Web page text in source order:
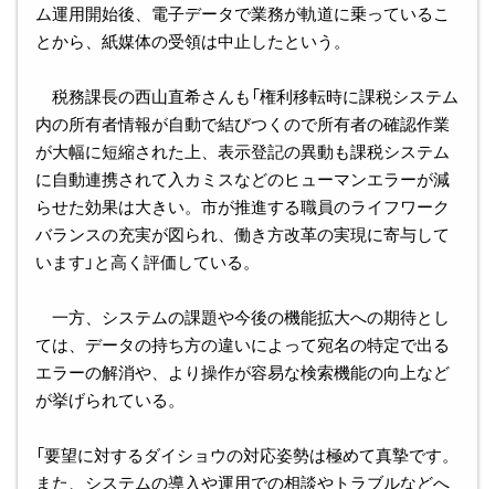
ム運用開始後、電子データで業務が軌道に乗っているこ
とから、紙媒体の受領は中止したという。
税務課長の西山直希さんも「権利移転時に課税システム
内の所有者情報が自動で結びつくので所有者の確認作業
が大幅に短縮された上、表示登記の異動も課税システム
に自動連携されて入カミスなどのヒューマンエラーが減
らせた効果は大きい。市が推進する職員のライフワーク
バランスの充実が図られ、働き方改革の実現に寄与して
います」と高く評価している。
一方、システムの課題や今後の機能拡大への期待とし
ては、データの持ち方の違いによって宛名の特定で出る
エラーの解消や、より操作が容易な検索機能の向上など
が挙げられている。
「要望に対するダイショウの対応姿勢は極めて真摯です。
また、システムの導入や運用での相談やトラブルなどへ